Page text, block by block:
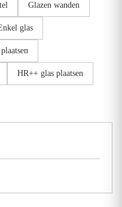
Glazen wanden
glas
HR++ glas plaatsen